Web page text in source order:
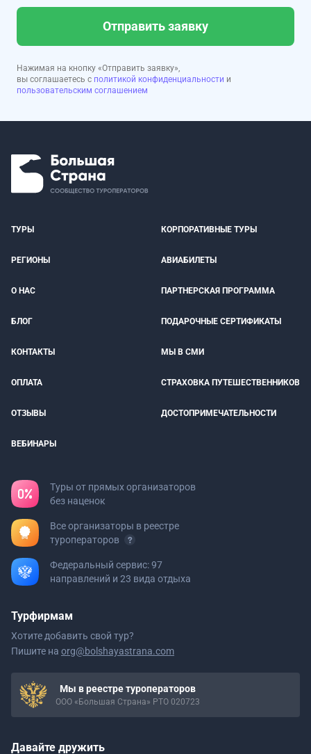
Отправить заявку
Нажимая на кнопку «Отправить заявку»,
вы соглашаетесь с политикой конфиденциальности и
пользовательским соглашением
ТУРЫ КОРПОРАТИВНЫЕ ТУРЫ
РЕГИОНЫ АВИАБИЛЕТЫ
О НАС ПАРТНЕРСКАЯ ПРОГРАММА
БЛОГ ПОДАРОЧНЫЕ СЕРТИФИКАТЫ
КОНТАКТЫ МЫ В СМИ
ОПЛАТА СТРАХОВКА ПУТЕШЕСТВЕННИКОВ
ОТЗЫВЫ ДОСТОПРИМЕЧАТЕЛЬНОСТИ
ВЕБИНАРЫ
Туры от прямых организаторов
без наценок
Все организаторы в реестре
туроператоров
Федеральный сервис: 97
направлений и 23 вида отдыха
Турфирмам
Хотите добавить свой тур?
Пишите на org@bolshayastrana.com
Мы в реестре туроператоров
ООО «Большая Страна» РТО 020723
Давайте дружить